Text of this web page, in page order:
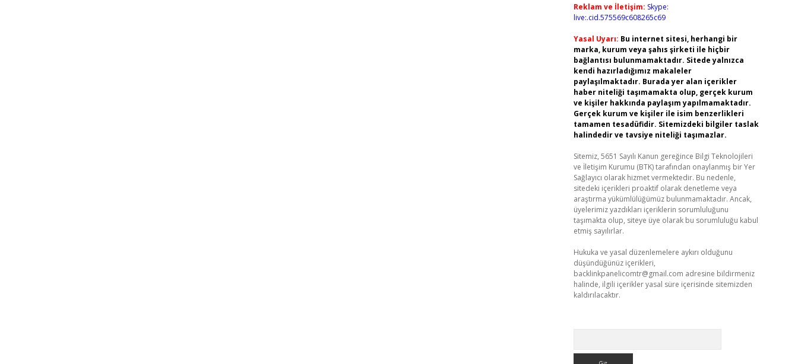
Reklam ve İletişim: Skype:
live:.cid.575569c608265c69
Yasal Uyarı: Bu internet sitesi, herhangi bir
marka, kurum veya şahıs şirketi ile hiçbir
bağlantısı bulunmamaktadır. Sitede yalnızca
kendi hazırladığımız makaleler
paylaşılmaktadır. Burada yer alan içerikler
haber niteliği taşımamakta olup, gerçek kurum
ve kişiler hakkında paylaşım yapılmamaktadır.
Gerçek kurum ve kişiler ile isim benzerlikleri
tamamen tesadüfidir. Sitemizdeki bilgiler taslak
halindedir ve tavsiye niteliği taşımazlar.
Sitemiz, 5651 Sayılı Kanun gereğince Bilgi Teknolojileri
ve İletişim Kurumu (BTK) tarafından onaylanmış bir Yer
Sağlayıcı olarak hizmet vermektedir. Bu nedenle,
sitedeki içerikleri proaktif olarak denetleme veya
araştırma yükümlülüğümüz bulunmamaktadır. Ancak,
üyelerimiz yazdıkları içeriklerin sorumluluğunu
taşımakta olup, siteye üye olarak bu sorumluluğu kabul
etmiş sayılırlar.
Hukuka ve yasal düzenlemelere aykırı olduğunu
düşündüğünüz içerikleri,
backlinkpanelicomtr@gmail.com adresine bildirmeniz
halinde, ilgili içerikler yasal süre içerisinde sitemizden
kaldırılacaktır.